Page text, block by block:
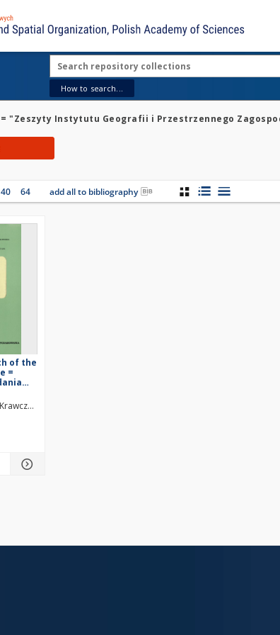
How to search...
"Zeszyty Instytutu Geografii i Przestrzennego
40 64 add all to bibliography
of the
=
Krawczyk, Barbara (1935– )